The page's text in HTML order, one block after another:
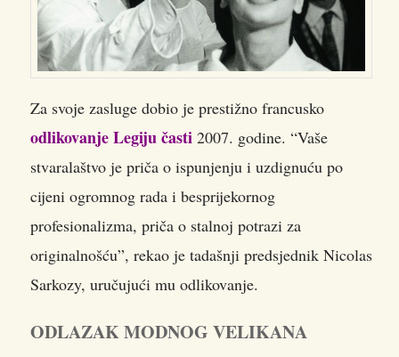
Za svoje zasluge dobio je prestižno francusko
odlikovanje Legiju časti 2007. godine. “Vaše
stvaralaštvo je priča o ispunjenju i uzdignuću po
cijeni ogromnog rada i besprijekornog
profesionalizma, priča o stalnoj potrazi za
originalnošću”, rekao je tadašnji predsjednik Nicolas
Sarkozy, uručujući mu odlikovanje.
ODLAZAK MODNOG VELIKANA